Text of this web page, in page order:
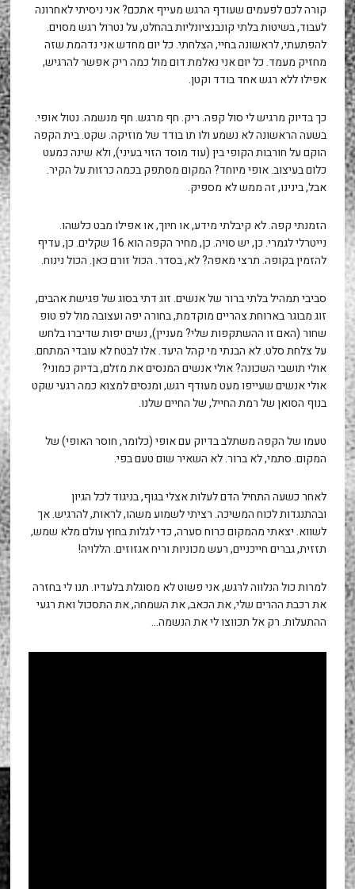
קורה לכם לפעמים שעודף הרגש מעייף אתכם? אני ניסיתי לאחרונה
לעבוד, בשיטות בלתי קונבנציונליות בהחלט, על נטרול רגש מסוים.
להפתעתי, לראשונה בחיי, הצלחתי. כל יום מחדש אני נדהמת שזה
מחזיק מעמד. כל יום אני נאלמת דום מול כמה ריק אפשר להרגיש,
אפילו ללא רגש אחד בודד וקטן.
כך בדיוק מרגיש לי סול קפה. ריק. חף מרגש. חף מנשמה. נטול אופי.
בשעה הראשונה לא נשמע ולו תו בודד של מוזיקה. שקט. בית הקפה
הוקם על חורבות הקופי בין (עוד מוסד הזוי בעיני), ולא שינה כמעט
כלום בעיצוב. אופי מיוחד? המקום מסתפק בכמה כרזות על הקיר.
אבל, בינינו, זה ממש לא מספיק.
הזמנתי קפה. לא קיבלתי מידע, או חיוך, או אפילו מבט כלשהו.
נייטרלי לגמרי. כן, יש סויה. כן, מחיר הקפה הוא 16 שקלים. כן, עדיף
להזמין בקופה. תרצי מאפה? לא, בסדר. הכול זורם כאן. הכול נינוח.
סביבי תמהיל בלתי ברור של אנשים. זוג דתי בסוג של פגישת אהבים,
זוג מבוגר בארוחת צהריים מוקדמת, בחורה יפה ועצובה מול לפ טופ
שחור (האם זו ההשתקפות שלי? מעניין), נשים יפות שדיברו בלחש
על צלחת סלט. לא הבנתי מי קהל היעד. אלו לבטח לא עובדי המתחם.
אולי תושבי השכונה? אולי אנשים המנסים את מזלם, בדיוק כמוני?
אולי אנשים שעייפו מעט מעודף רגש, ומנסים למצוא כמה רגעי שקט
בנוף הסואן של רמת החייל, של החיים שלנו.
טעמו של הקפה משתלב בדיוק עם אופי (כלומר, חוסר האופי) של
המקום. סתמי, לא ברור. לא השאיר שום טעם בפי.
לאחר כשעה התחיל הדם לעלות אצלי בגוף, בניגוד לכל הגיון
ובהתנגדות לכוח המשיכה. רציתי לשמוע משהו, לראות, להרגיש. אך
לשווא. יצאתי מהמקום כרוח סערה, כדי לגלות בחוץ עולם מלא שמש,
תזזית, גברים חייכניים, רעש מכוניות וריח אגזוזים. הללויה!
למרות כול הנלווה לרגש, אני פשוט לא מסוגלת בלעדיו. תנו לי בחזרה
את רכבת ההרים שלי, את הכאב, את השמחה, את התסכול ואת רגעי
ההתעלות. רק אל תכווצו לי את הנשמה…